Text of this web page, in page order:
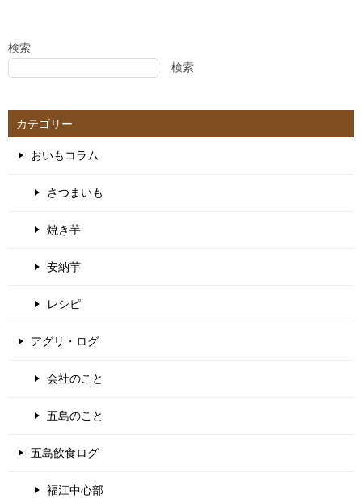
検索
検索
カテゴリー
おいもコラム
さつまいも
焼き芋
安納芋
レシピ
アグリ・ログ
会社のこと
五島のこと
五島飲食ログ
福江中心部